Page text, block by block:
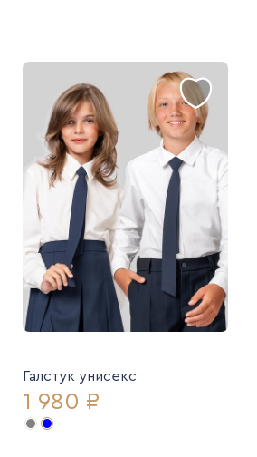
Галстук унисекс
1 980 ₽